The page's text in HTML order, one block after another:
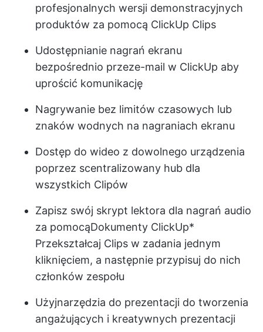
profesjonalnych wersji demonstracyjnych
produktów za pomocą ClickUp Clips
Udostępnianie nagrań ekranu
bezpośrednio przeze-mail w ClickUp aby
uprościć komunikację
Nagrywanie bez limitów czasowych lub
znaków wodnych na nagraniach ekranu
Dostęp do wideo z dowolnego urządzenia
poprzez scentralizowany hub dla
wszystkich Clipów
Zapisz swój skrypt lektora dla nagrań audio
za pomocąDokumenty ClickUp*
Przekształcaj Clips w zadania jednym
kliknięciem, a następnie przypisuj do nich
członków zespołu
Użyjnarzędzia do prezentacji do tworzenia
angażujących i kreatywnych prezentacji